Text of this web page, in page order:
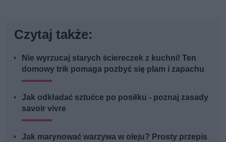
Czytaj także:
Nie wyrzucaj starych ściereczek z kuchni! Ten
domowy trik pomaga pozbyć się plam i zapachu
Jak odkładać sztućce po posiłku - poznaj zasady
savoir vivre
Jak marynować warzywa w oleju? Prosty przepis